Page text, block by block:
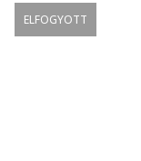
ELFOGYOTT